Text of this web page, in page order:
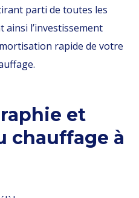
parti de toutes les
ainsi l’investissement
rapide de votre
et
chauffage à